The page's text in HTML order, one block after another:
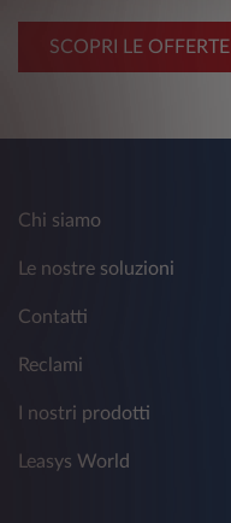
SCOPRI LE OFFERTE
Chi siamo
Le nostre soluzioni
Contatti
Reclami
I nostri prodotti
Leasys World